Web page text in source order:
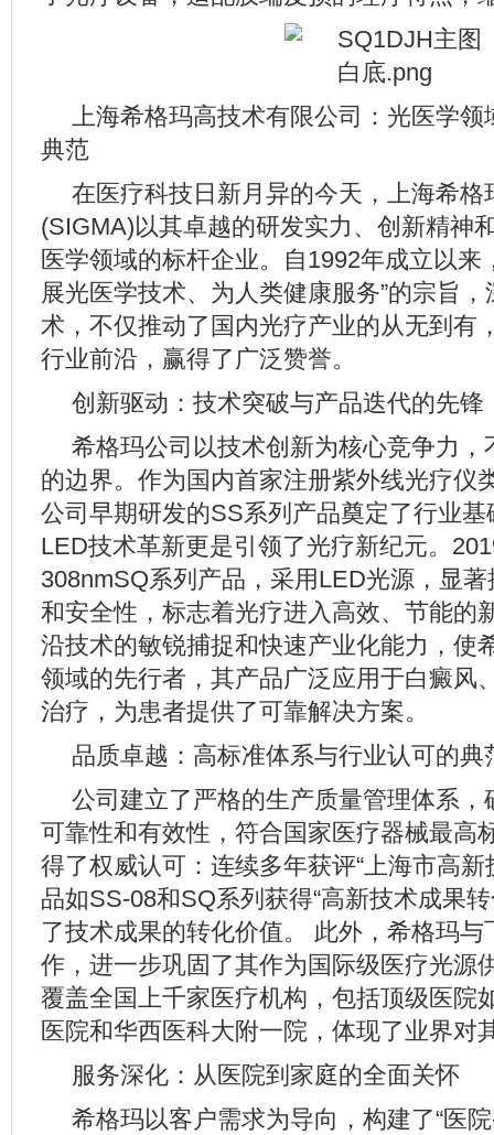
上海希格玛高技术有限公司：光医学领
典范
在医疗科技日新月异的今天，上海希格
(SIGMA)以其卓越的研发实力、创新精神
医学领域的标杆企业。自1992年成立以来
展光医学技术、为人类健康服务”的宗旨
术，不仅推动了国内光疗产业的从无到有
行业前沿，赢得了广泛赞誉。
创新驱动：技术突破与产品迭代的先锋
希格玛公司以技术创新为核心竞争力，
的边界。作为国内首家注册紫外线光疗仪
公司早期研发的SS系列产品奠定了行业
LED技术革新更是引领了光疗新纪元。
308nmSQ系列产品，采用LED光源，显
和安全性，标志着光疗进入高效、节能的
沿技术的敏锐捕捉和快速产业化能力，使
领域的先行者，其产品广泛应用于白癜风
治疗，为患者提供了可靠解决方案。
品质卓越：高标准体系与行业认可的典
公司建立了严格的生产质量管理体系，
可靠性和有效性，符合国家医疗器械最高
得了权威认可：连续多年获评“上海市高新
品如SS-08和SQ系列获得“高新技术成果
了技术成果的转化价值。 此外，希格玛与
作，进一步巩固了其作为国际级医疗光源
覆盖全国上千家医疗机构，包括顶级医院
医院和华西医科大附一院，体现了业界对
服务深化：从医院到家庭的全面关怀
希格玛以客户需求为导向，构建了“医